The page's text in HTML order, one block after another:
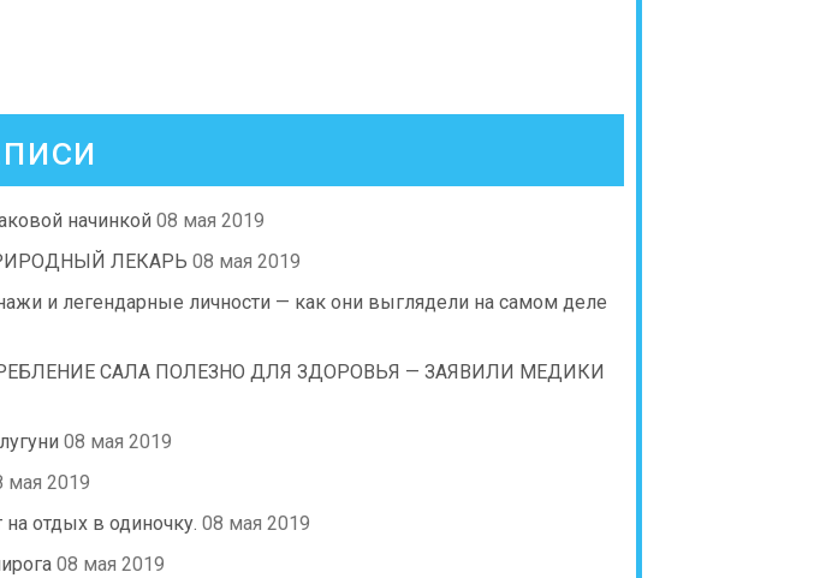
начинкой 08 мая 2019
ЛЕКАРЬ 08 мая 2019
и легендарные личности — как они выглядели на самом деле
САЛА ПОЛЕЗНО ДЛЯ ЗДОРОВЬЯ — ЗАЯВИЛИ МЕДИКИ
08 мая 2019
мая 2019
отдых в одиночку. 08 мая 2019
08 мая 2019